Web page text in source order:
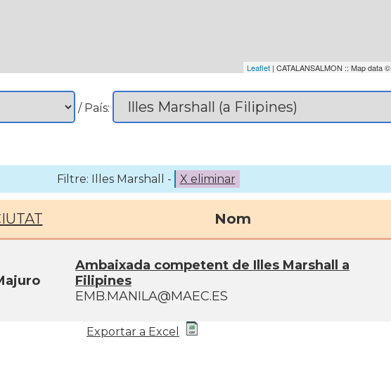
Leaflet | CATALANSALMON :: Map data ©
/ País:
Filtre: Illes Marshall - X eliminar
Nom
Ambaixada competent de Illes Marshall a
Filipines
EMB.MANILA@MAEC.ES
Exportar a Excel